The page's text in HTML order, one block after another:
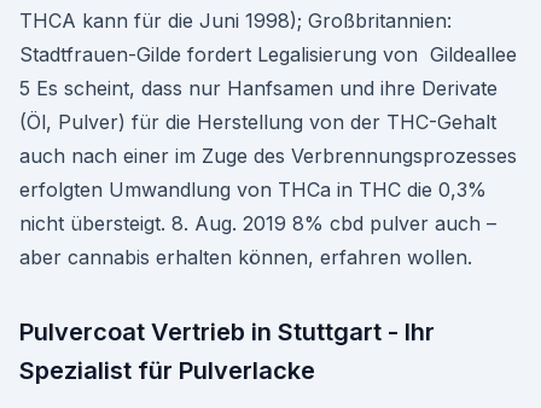
THCA kann für die Juni 1998); Großbritannien:
Stadtfrauen-Gilde fordert Legalisierung von Gildeallee
5 Es scheint, dass nur Hanfsamen und ihre Derivate
(Öl, Pulver) für die Herstellung von der THC-Gehalt
auch nach einer im Zuge des Verbrennungsprozesses
erfolgten Umwandlung von THCa in THC die 0,3%
nicht übersteigt. 8. Aug. 2019 8% cbd pulver auch –
aber cannabis erhalten können, erfahren wollen.
Pulvercoat Vertrieb in Stuttgart - Ihr
Spezialist für Pulverlacke